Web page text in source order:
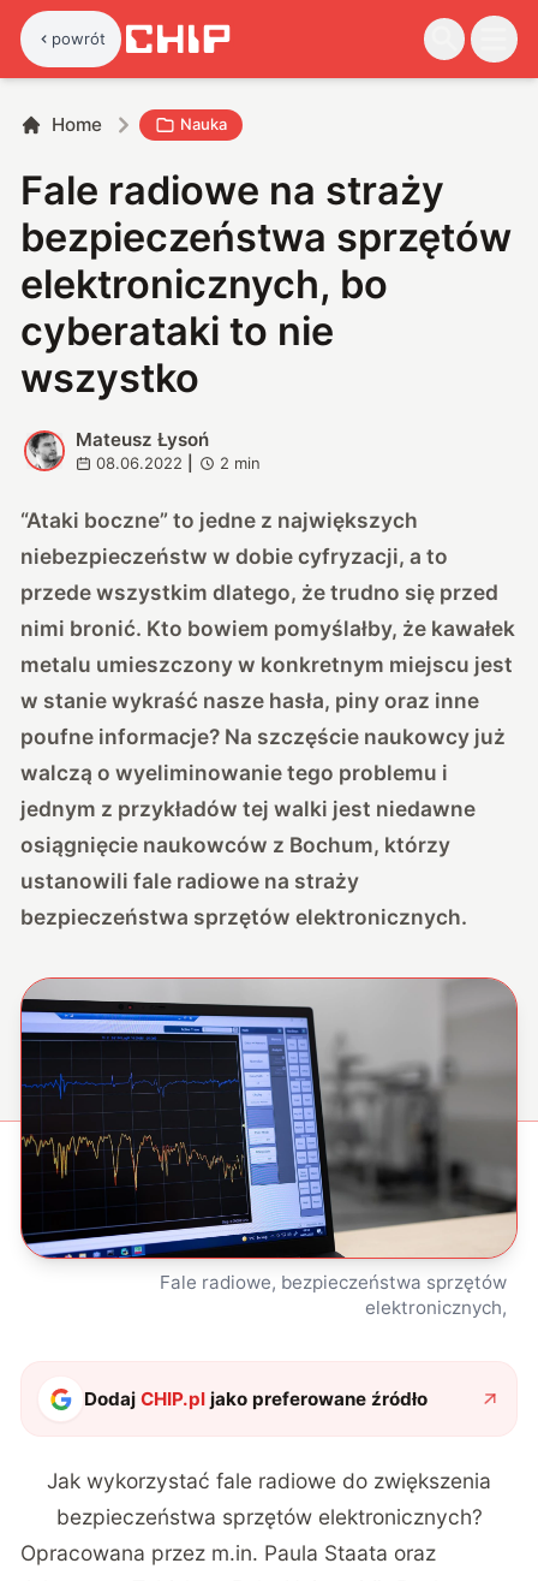
powrót
Home Nauka
Fale radiowe na straży
bezpieczeństwa sprzętów
elektronicznych, bo
cyberataki to nie
wszystko
M
Mateusz Łysoń
08.06.2022 2 min
“Ataki boczne” to jedne z największych
niebezpieczeństw w dobie cyfryzacji, a to
przede wszystkim dlatego, że trudno się przed
nimi bronić. Kto bowiem pomyślałby, że kawałek
metalu umieszczony w konkretnym miejscu jest
w stanie wykraść nasze hasła, piny oraz inne
poufne informacje? Na szczęście naukowcy już
walczą o wyeliminowanie tego problemu i
jednym z przykładów tej walki jest niedawne
osiągnięcie naukowców z Bochum, którzy
ustanowili fale radiowe na straży
bezpieczeństwa sprzętów elektronicznych.
Fale radiowe, bezpieczeństwa sprzętów
elektronicznych,
DodajCHIP.pl jako preferowane źródło
Jak wykorzystać fale radiowe do zwiększenia
bezpieczeństwa sprzętów elektronicznych?
Opracowana przez m.in. Paula Staata oraz